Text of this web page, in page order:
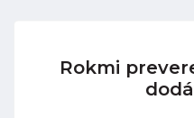
Rokmi